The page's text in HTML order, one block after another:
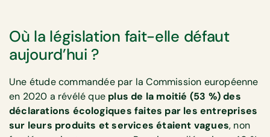
Où la législation fait-elle défaut
aujourd’hui ?
Une étude commandée par la Commission européenne
en 2020 a révélé que plus de la moitié (53 %) des
déclarations écologiques faites par les entreprises
sur leurs produits et services étaient vagues, non